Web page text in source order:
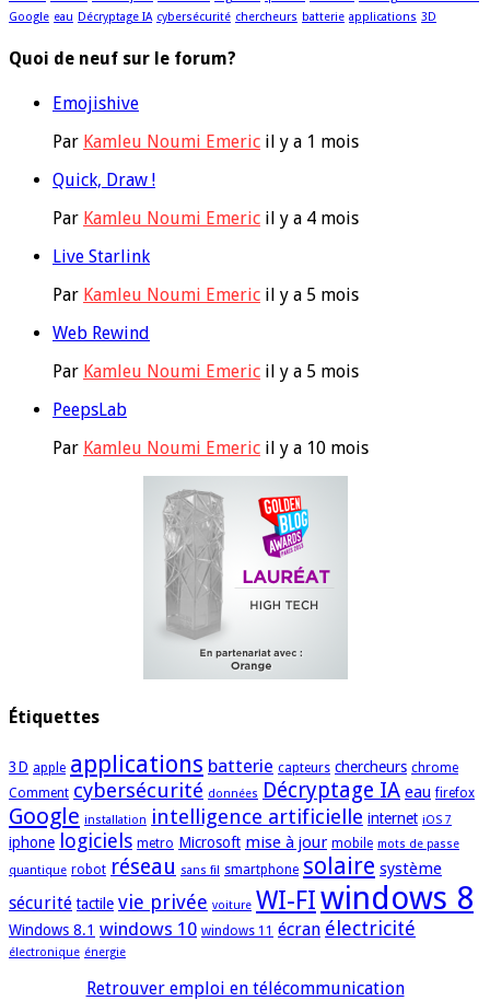
Google eau Décryptage IA cybersécurité chercheurs batterie applications 3D
Quoi de neuf sur le forum?
Emojishive
Par Kamleu Noumi Emeric il y a 1 mois
Quick, Draw !
Par Kamleu Noumi Emeric il y a 4 mois
Live Starlink
Par Kamleu Noumi Emeric il y a 5 mois
Web Rewind
Par Kamleu Noumi Emeric il y a 5 mois
PeepsLab
Par Kamleu Noumi Emeric il y a 10 mois
Étiquettes
3D apple applications batterie capteurs chercheurs chrome
Comment cybersécurité données Décryptage IA eau firefox
Google installation intelligence artificielle internet iOS 7
iphone logiciels metro Microsoft mise à jour mobile mots de passe
quantique robot réseau sans fil smartphone solaire système
sécurité tactile vie privée voiture WI-FIwindows 8
Windows 8.1 windows 10 windows 11 écran électricité
électronique énergie
Retrouver emploi en télécommunication